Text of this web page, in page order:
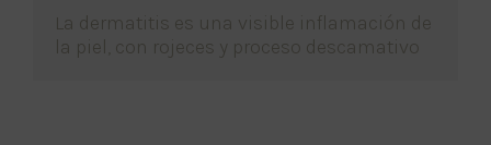
La dermatitis es una visible inflamación de
la piel, con rojeces y proceso descamativo